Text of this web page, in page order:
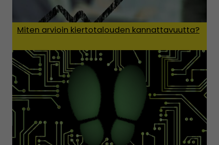
Miten arvioin kiertotalouden kannattavuutta?